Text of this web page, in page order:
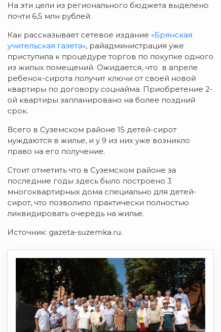
На эти цели из регионального бюджета выделено
почти 6,5 млн рублей.
Как рассказывает сетевое издание «Брянская
учительская газета», райадминистрация уже
приступила к процедуре торгов по покупке одного
из жилых помещений. Ожидается, что в апреле
ребенок-сирота получит ключи от своей новой
квартиры по договору соцнайма. Приобретение 2-
ой квартиры запланировано на более поздний
срок.
Всего в Суземском районе 15 детей-сирот
нуждаются в жилье, и у 9 из них уже возникло
право на его получение.
Стоит отметить что в Суземском районе за
последние годы здесь было построено 3
многоквартирных дома специально для детей-
сирот, что позволило практически полностью
ликвидировать очередь на жилье.
Источник: gazeta-suzemka.ru.